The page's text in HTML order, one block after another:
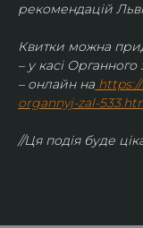
рекомендацій
Квитки можна
– у касі
– онлайн на
organnyj-zal-
//Ця подія буде